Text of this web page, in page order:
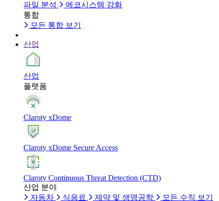
파일 분석
에코시스템 강화
통합
모든 통합 보기
산업
산업
플랫폼
Claroty xDome
Claroty xDome Secure Access
Claroty Continuous Threat Detection (CTD)
산업 분야
자동차
식음료 제약 및 생명공학
모든 수직 보기